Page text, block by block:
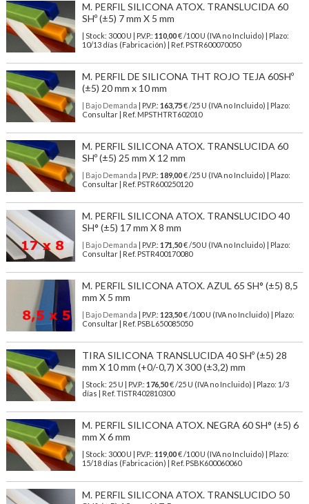
M. PERFIL SILICONA ATOX. TRANSLUCIDA 60
SHº (±5) 7 mm X 5 mm
| Stock: 3000 U | P.V.P.: 110,00€/100 U (IVA no Incluido)
| Plazo:
10/13 días (Fabricación) | Ref. PSTR600070050
M. PERFIL DE SILICONA THT ROJO TEJA 60SHº
(±5) 20 mm x 10 mm
| Bajo Demanda | P.V.P.: 163,75€ /25 U (IVA no Incluido) | Plazo:
Consultar | Ref. MPSTHTRT602010
M. PERFIL SILICONA ATOX. TRANSLUCIDA 60
SHº (±5) 25 mm X 12 mm
| Bajo Demanda | P.V.P.: 189,00€ /25 U (IVA no Incluido) | Plazo:
Consultar | Ref. PSTR600250120
M. PERFIL SILICONA ATOX. TRANSLUCIDO 40
SH° (±5) 17 mm X 8 mm
| Bajo Demanda | P.V.P.: 171,50€ /50 U (IVA no Incluido) | Plazo:
Consultar | Ref. PSTR400170080
M. PERFIL SILICONA ATOX. AZUL 65 SH° (±5) 8,5
mm X 5 mm
| Bajo Demanda | P.V.P.: 123,50€ /100 U (IVA no Incluido) | Plazo:
Consultar | Ref. PSBL650085050
TIRA SILICONA TRANSLUCIDA 40 SHº (±5) 28
mm X 10 mm (+0/-0,7) X 300 (±3,2) mm
| Stock: 25 U | P.V.P.: 176,50€/25 U (IVA no Incluido)
| Plazo: 1/3
días | Ref. TISTR402810300
M. PERFIL SILICONA ATOX. NEGRA 60 SH° (±5) 6
mm X 6 mm
| Stock: 3000 U | P.V.P.: 119,00€/100 U (IVA no Incluido)
| Plazo:
15/18 días (Fabricación) | Ref. PSBK600060060
M. PERFIL SILICONA ATOX. TRANSLUCIDO 50